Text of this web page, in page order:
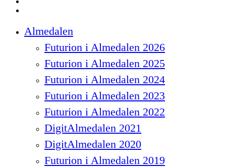
Menu
Almedalen
Futurion i Almedalen 2026
Futurion i Almedalen 2025
Futurion i Almedalen 2024
Futurion i Almedalen 2023
Futurion i Almedalen 2022
DigitAlmedalen 2021
DigitAlmedalen 2020
Futurion i Almedalen 2019